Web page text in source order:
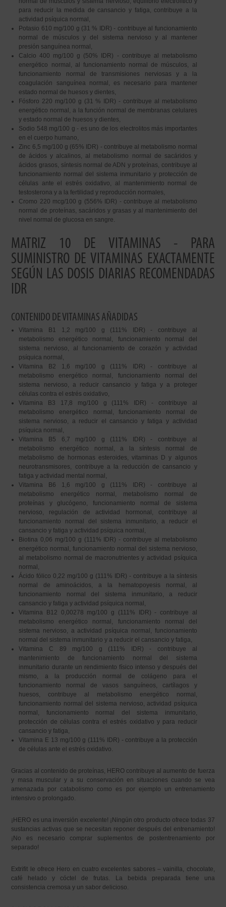
para reducir la medida de cansancio y fatiga, contribuye a la
actividad psíquica normal,
Potasio 610 mg/100 g (31 % IDR) - contribuye al funcionamiento
normal de músculos y del sistema nervioso y al mantener
presión sanguínea normal,
Calcio 400 mg/100 g (50% IDR) - contribuye al metabolismo
energético normal, al funcionamiento normal de músculos, al
funcionamiento normal de transmisiones nerviosas y a la
coagulación sanguínea normal, es necesario para mantener
estado normal de huesos y dientes,
Fósforo 220 mg/100 g (31 % IDR) - contribuye al metabolismo
energético normal, a la función normal de membranas celulares
y estado normal de huesos y dientes,
Sodio 548 mg/100 g - es uno de los electrolitos más importantes
en el cuerpo humano,
Zinc 6,5 mg/100 g (65% IDR) - contribuye al metabolismo normal
de ácidos y alcalinos, al metabolismo normal de sacáridos y
ácidos grasos, síntesis normal de ADN y proteínas, contribuye al
funcionamiento normal del sistema inmunitario y protección de
células ante el estrés oxidativo, al mantenimiento normal de
testosterona y a la fertilidad y reproducción normales,
Cromo 220 mcg/100 g (556% IDR) - contribuye al metabolismo
normal de proteínas, sacáridos y grasas y al mantenimiento del
nivel normal de glucosa en sangre.
MATRIZ 10 DE VITAMINAS - PARA
SUMINISTRO DE VITAMINAS EXACTAMENTE
SEGÚN LAS DOSIS DIARIAS RECOMENDADAS
IDR
CONTENIDO DE VITAMINAS AÑADIDAS
Vitamina B1 1,2 mg/100 g (111% IDR) - contribuye al
metabolismo energético normal, funcionamiento normal del
sistema nervioso, al funcionamiento de corazón y actividad
psíquica normal,
Vitamina B2 1,6 mg/100 g (111% IDR) - contribuye al
metabolismo energético normal, funcionamiento normal del
sistema nervioso, a reducir cansancio y fatiga y a proteger
células contra el estrés oxidativo,
Vitamina B3 17,8 mg/100 g (111% IDR) - contribuye al
metabolismo energético normal, funcionamiento normal de
sistema nervioso, a reducir el cansancio y fatiga y actividad
psíquica normal,
Vitamina B5 6,7 mg/100 g (111% IDR) - contribuye al
metabolismo energético normal, a la síntesis normal de
metabolismo de hormonas esteroides, vitaminas D y algunos
neurotransmisores, contribuye a la reducción de cansancio y
fatiga y actividad mental normal,
Vitamina B6 1,6 mg/100 g (111% IDR) - contribuye al
metabolismo energético normal, metabolismo normal de
proteínas y glucógeno, funcionamiento normal de sistema
nervioso, regulación de actividad hormonal, contribuye al
funcionamiento normal del sistema inmunitario, a reducir el
cansancio y fatiga y actividad psíquica normal,
Biotina 0,06 mg/100 g (111% IDR) - contribuye al metabolismo
energético normal, funcionamiento normal del sistema nervioso,
al metabolismo normal de macronutrientes y actividad psíquica
normal,
Ácido fólico 0,22 mg/100 g (111% IDR) - contribuye a la síntesis
normal de aminoácidos, a la hematopoyesis normal, al
funcionamiento normal del sistema inmunitario, a reducir
cansancio y fatiga y actividad psíquica normal,
Vitamina B12 0,00278 mg/100 g (111% IDR) - contribuye al
metabolismo energético normal, funcionamiento normal del
sistema nervioso, a actividad psíquica normal, funcionamiento
normal del sistema inmunitario y a reducir el cansancio y fatiga,
Vitamina C 89 mg/100 g (111% IDR) - contribuye al
mantenimiento de funcionamiento normal del sistema
inmunitario durante un rendimiento físico intenso y después del
mismo, a la producción normal de colágeno para el
funcionamiento normal de vasos sanguíneos, cartílagos y
huesos, contribuye al metabolismo energético normal,
funcionamiento normal del sistema nervioso, actividad psíquica
normal, funcionamiento normal del sistema inmunitario,
protección de células contra el estrés oxidativo y para reducir
cansancio y fatiga,
Vitamina E 13 mg/100 g (111% IDR) - contribuye a la protección
de células ante el estrés oxidativo.
Gracias al contenido de proteínas, HERO contribuye al aumento de fuerza
y masa muscular y a su conservación en situaciones cuando se vea
amenazada por catabolismo como es por ejemplo un entrenamiento
intensivo o prolongado.
¡HERO es una inversión excelente! ¡Ningún otro producto ofrece todas 37
sustancias activas que se necesitan reponer después del entrenamiento!
¡No es necesario comprar suplementos de postentrenamiento por
separado!
Extrifit le ofrece Hero en cuatro excelentes sabores – vainilla, chocolate,
café helado y cóctel de frutas. La bebida preparada tiene una
consistencia cremosa y un sabor delicioso.